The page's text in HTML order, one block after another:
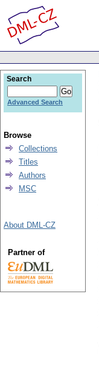
Search
Advanced Search
Browse
Collections
Titles
Authors
MSC
About DML-CZ
Partner of